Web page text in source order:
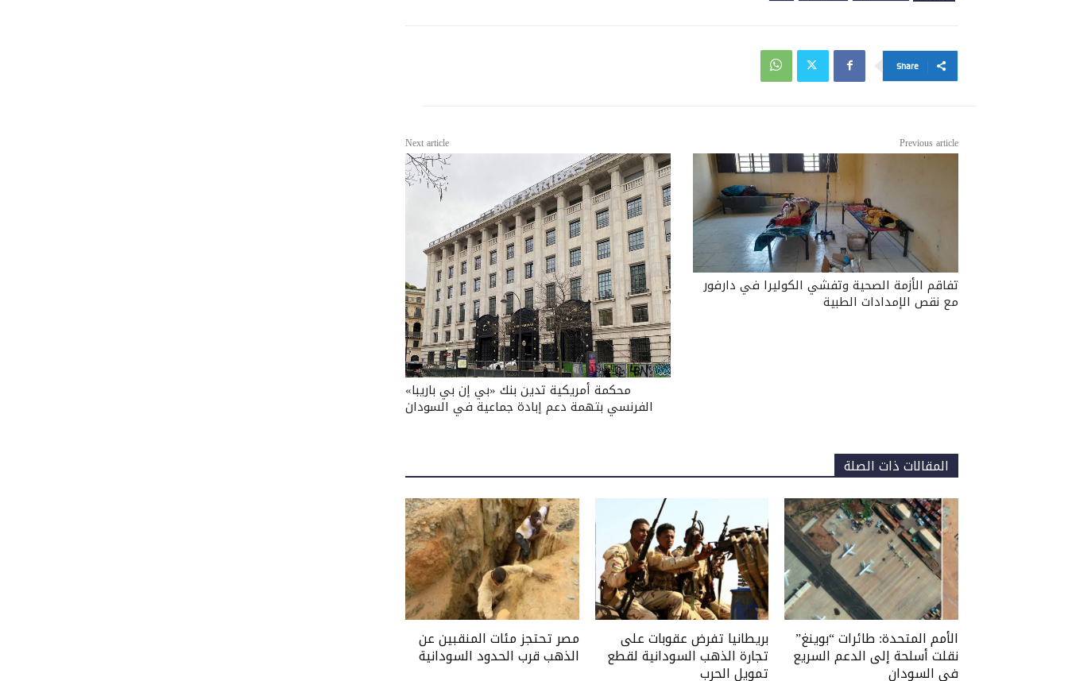
Share
Previous article
تفاقم الأزمة الصحية وتفشي الكوليرا في دارفور
مع نقص الإمدادات الطبية
Next article
محكمة أمريكية تدين بنك «بي إن بي باريبا»
الفرنسي بتهمة دعم إبادة جماعية في السودان
المقالات ذات الصلة
الأمم المتحدة: طائرات “بوينغ”
نقلت أسلحة إلى الدعم السريع
في السودان
بريطانيا تفرض عقوبات على
تجارة الذهب السودانية لقطع
تمويل الحرب
مصر تحتجز مئات المنقبين عن
الذهب قرب الحدود السودانية